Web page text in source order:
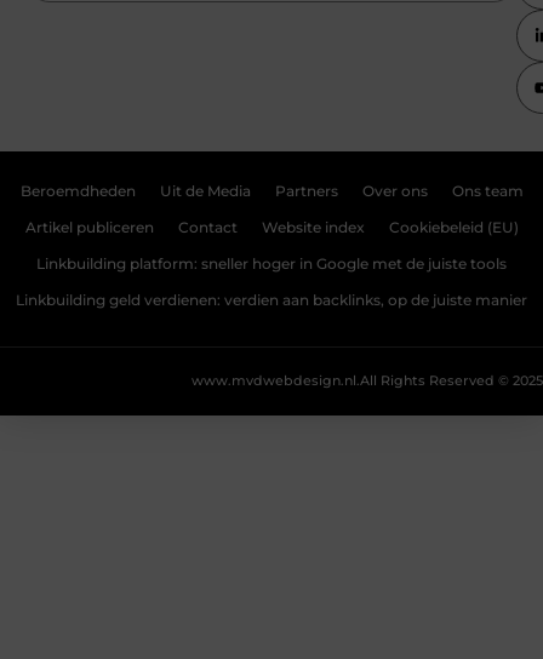
Beroemdheden Uit de Media Partners Over ons Ons team
Artikel publiceren Contact Website index Cookiebeleid (EU)
Linkbuilding platform: sneller hoger in Google met de juiste tools
Linkbuilding geld verdienen: verdien aan backlinks, op de juiste manier
All Rights Reserved © 2025
www.mvdwebdesign.nl.